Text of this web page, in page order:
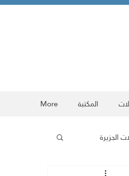
المكتبة More
الجزيرة